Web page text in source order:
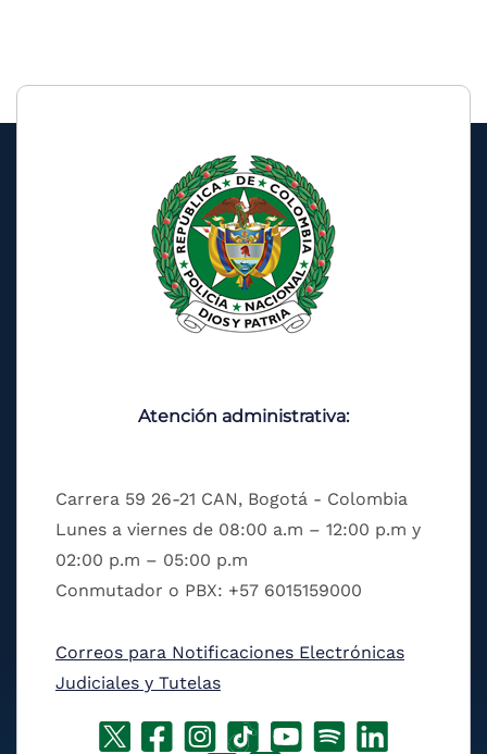
Atención administrativa:
Carrera 59 26-21 CAN, Bogotá - Colombia
Lunes a viernes de 08:00 a.m – 12:00 p.m y
02:00 p.m – 05:00 p.m
Conmutador o PBX: +57 6015159000
Correos para Notificaciones Electrónicas
Judiciales y Tutelas